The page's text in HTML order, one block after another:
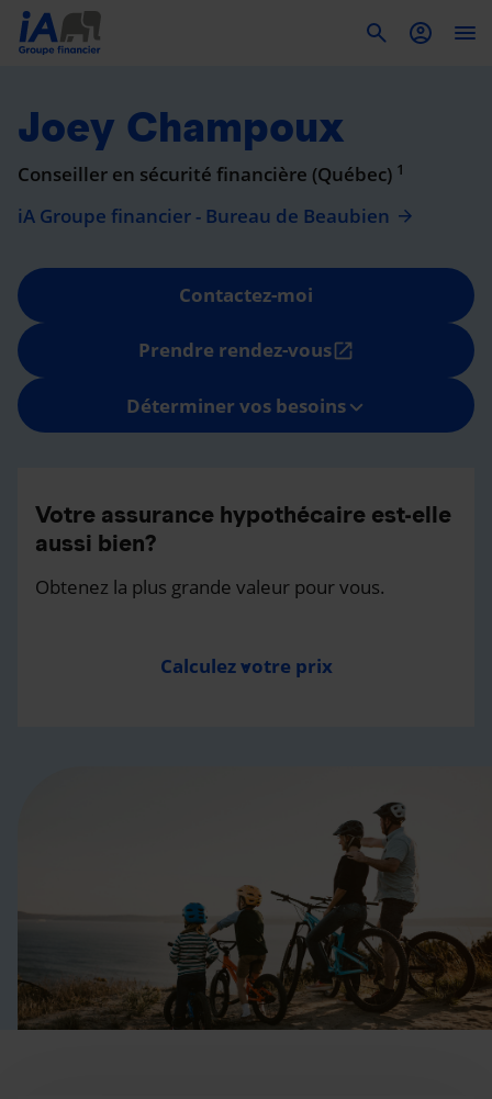
Joey Champoux
Conseiller en sécurité financière (Québec) 1
iA Groupe financier - Bureau de Beaubien
Contactez-moi
Prendre rendez-vousopen_in_new
Déterminer vos besoins
Votre assurance hypothécaire est-elle
aussi bien?
Obtenez la plus grande valeur pour vous.
Calculez votre prix